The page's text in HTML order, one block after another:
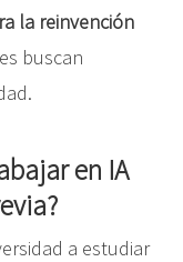
la reinvención
buscan
en IA
a estudiar